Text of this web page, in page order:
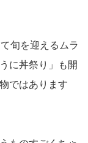
旬を迎えるムラ
に丼祭り」も開
ではあります